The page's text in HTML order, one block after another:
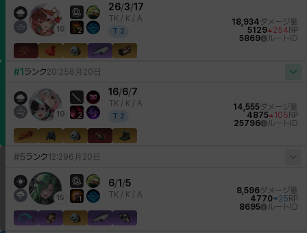
19 2
26/3/17
TK / K / A
T 2
18,934ダメージ量
5129
254 RP
5869
ルートID
#1 ランク20:256月20日
19 2
16/6/7
TK / K / A
T 2
14,555ダメージ量
4875
105 RP
25796
ルートID
#5ランク12:296月20日
15 1
6/1 /5
TK / K / A 8,596ダメージ量
4770
25 RP
8695
ルートID